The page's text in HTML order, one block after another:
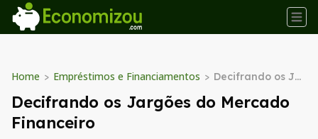
Home > Empréstimos e Financiamentos > Decifrando os Jar
gões do Mercado
Financeiro
Decifrando os Jargões do Mercado
Financeiro